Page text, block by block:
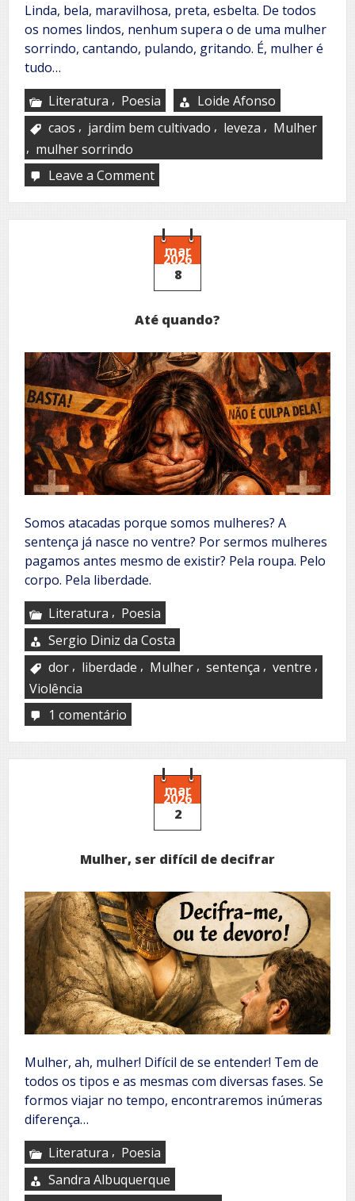
Linda, bela, maravilhosa, preta, esbelta. De todos
os nomes lindos, nenhum supera o de uma mulher
sorrindo, cantando, pulando, gritando. É, mulher é
tudo…
Literatura , Poesia
Loide Afonso
caos , jardim bem cultivado , leveza , Mulher
, mulher sorrindo
Leave a Commenton
mar
2026
8
Até quando?
Somos atacadas porque somos mulheres? A
sentença já nasce no ventre? Por sermos mulheres
pagamos antes mesmo de existir? Pela roupa. Pelo
corpo. Pela liberdade.
Literatura , Poesia
Sergio Diniz da Costa
dor , liberdade , Mulher , sentença , ventre ,
Violência
1 comentário
quando?
mar
2026
2
Mulher, ser difícil de decifrar
Mulher, ah, mulher! Difícil de se entender! Tem de
todos os tipos e as mesmas com diversas fases. Se
formos viajar no tempo, encontraremos inúmeras
diferença…
Literatura , Poesia
Sandra Albuquerque